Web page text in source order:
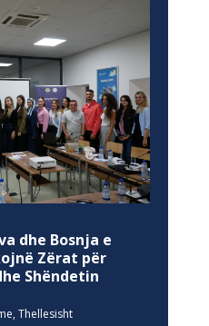
dhe Bosnja e
Zërat për
Shëndetin
, Thellesisht